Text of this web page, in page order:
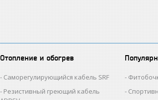
Отопление и обогрев
Саморегулирующийся кабель SRF
Резистивный греющий кабель